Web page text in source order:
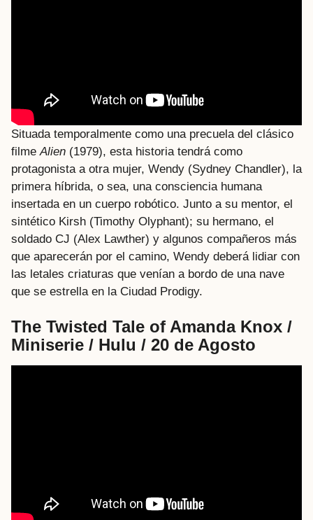
Situada temporalmente como una precuela del clásico
filmeAlien (1979), esta historia tendrá como
protagonista a otra mujer, Wendy (Sydney Chandler), la
primera híbrida, o sea, una consciencia humana
insertada en un cuerpo robótico. Junto a su mentor, el
sintético Kirsh (Timothy Olyphant); su hermano, el
soldado CJ (Alex Lawther) y algunos compañeros más
que aparecerán por el camino, Wendy deberá lidiar con
las letales criaturas que venían a bordo de una nave
que se estrella en la Ciudad Prodigy.
The Twisted Tale of Amanda Knox /
Miniserie / Hulu / 20 de Agosto